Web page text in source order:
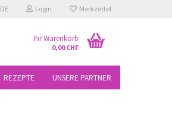
DE Login Merkzettel
Ihr Warenkorb
0,00 CHF
REZEPTE UNSERE PARTNER